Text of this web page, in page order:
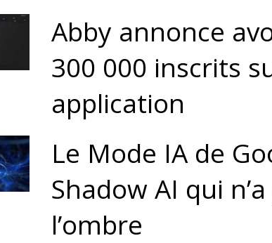
Abby annonce
300 000 inscrits
application
Le Mode IA de
Shadow AI qui
l’ombre